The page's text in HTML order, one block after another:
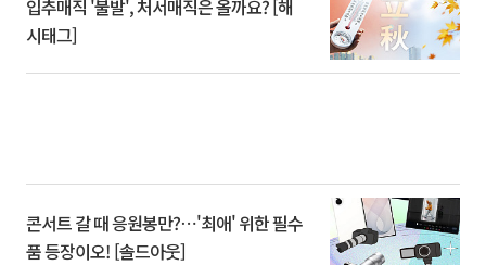
입추매직 '불발', 처서매직은 올까요? [해
시태그]
콘서트 갈 때 응원봉만?⋯'최애' 위한 필수
품 등장이오! [솔드아웃]